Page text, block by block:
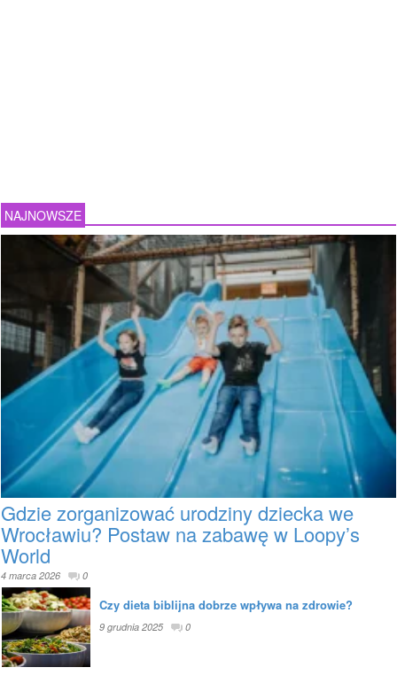
NAJNOWSZE
Gdzie zorganizować urodziny dziecka we
Wrocławiu? Postaw na zabawę w Loopy’s
World
4 marca 2026 0
Czy dieta biblijna dobrze wpływa na zdrowie?
9 grudnia 2025 0